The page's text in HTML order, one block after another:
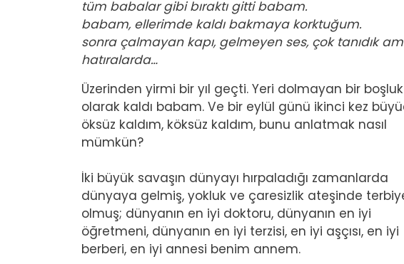
tüm babalar gibi bıraktı gitti babam.
babam, ellerimde kaldı bakmaya korktuğum.
sonra çalmayan kapı, gelmeyen ses, çok tanıdık
hatıralarda…
Üzerinden yirmi bir yıl geçti. Yeri dolmayan bir boşluk
olarak kaldı babam. Ve bir eylül günü ikinci kez
öksüz kaldım, köksüz kaldım, bunu anlatmak nasıl
mümkün?
İki büyük savaşın dünyayı hırpaladığı zamanlarda
dünyaya gelmiş, yokluk ve çaresizlik ateşinde
olmuş; dünyanın en iyi doktoru, dünyanın en iyi
öğretmeni, dünyanın en iyi terzisi, en iyi aşçısı, en iyi
berberi, en iyi annesi benim annem.